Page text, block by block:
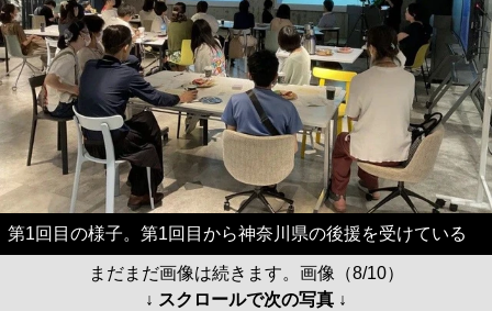
第1回目の様子。第1回目から神奈川県の後援を受けている
まだまだ画像は続きます。画像（8/10）
↓ スクロールで次の写真 ↓